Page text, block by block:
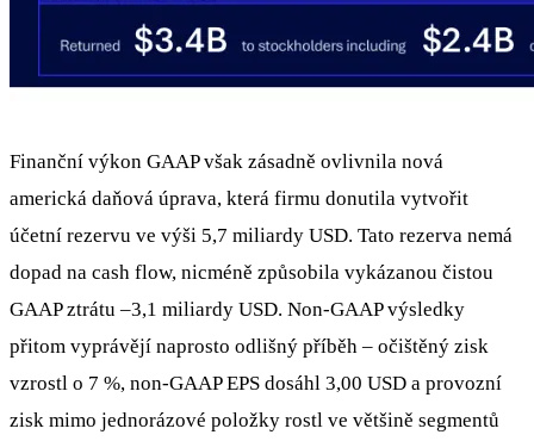
Finanční výkon GAAP však zásadně ovlivnila nová
americká daňová úprava, která firmu donutila vytvořit
účetní rezervu ve výši 5,7 miliardy USD. Tato rezerva nemá
dopad na cash flow, nicméně způsobila vykázanou čistou
GAAP ztrátu –3,1 miliardy USD. Non-GAAP výsledky
přitom vyprávějí naprosto odlišný příběh – očištěný zisk
vzrostl o 7 %, non-GAAP EPS dosáhl 3,00 USD a provozní
zisk mimo jednorázové položky rostl ve většině segmentů